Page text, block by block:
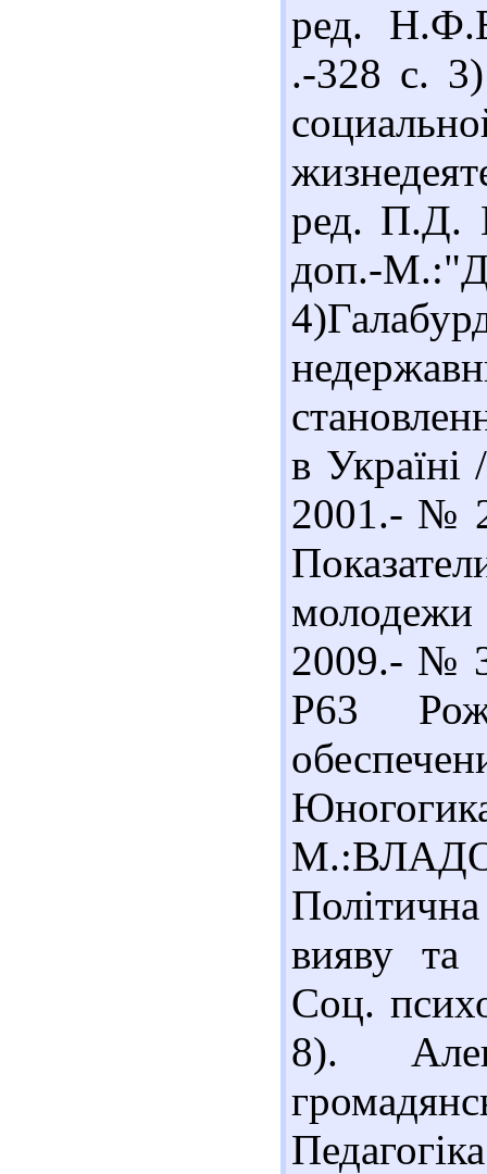
ред.
.-328 с.
ред. П.Д.
доп.-
в Україні
2001.- №
2009.- №
Р63
вияву та
Соц.
8).